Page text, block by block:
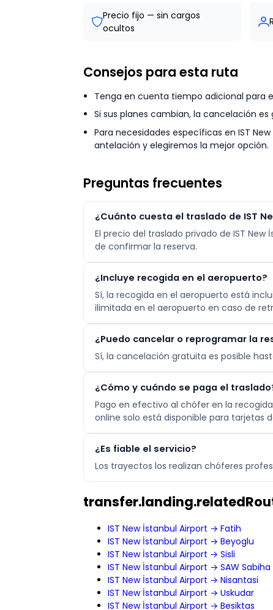
Precio fijo — sin cargos
ocultos
Consejos para esta ruta
Tenga en cuenta tiempo adicional para
Si sus planes cambian, la cancelación
Para necesidades específicas en IST
antelación y elegiremos la mejor opción.
Preguntas frecuentes
¿Cuánto cuesta el traslado de IST
El precio del traslado privado de IST
de confirmar la reserva.
¿Incluye recogida en el aeropuerto?
Sí, la recogida en el aeropuerto está
ilimitada en el aeropuerto en caso de
¿Puedo cancelar o reprogramar la
Sí, la cancelación gratuita es posible
¿Cómo y cuándo se paga el
Pago en efectivo al chófer en la
online solo está disponible para tarjetas
¿Es fiable el servicio?
Los trayectos los realizan chóferes
IST New İstanbul Airport → Fatih
IST New İstanbul Airport → Beyoglu
IST New İstanbul Airport → Sisli
IST New İstanbul Airport → SAW
IST New İstanbul Airport → Nisantasi
IST New İstanbul Airport → Uskudar
IST New İstanbul Airport → Besiktas